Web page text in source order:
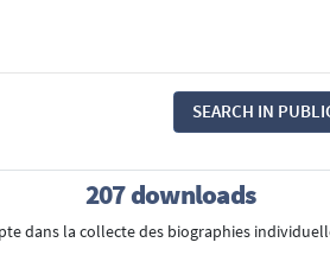
SEARCH IN
207 downloads
dans la collecte des biographies